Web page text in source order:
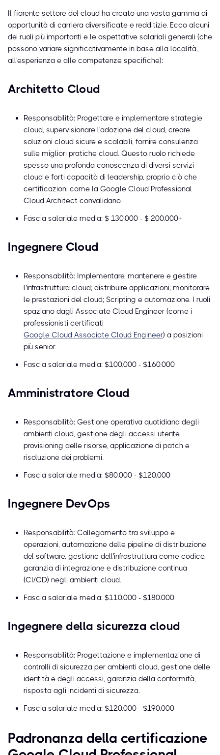
Il fiorente settore del cloud ha creato una vasta gamma di
opportunità di carriera diversificate e redditizie. Ecco alcuni
dei ruoli più importanti e le aspettative salariali generali (che
possono variare significativamente in base alla località,
all'esperienza e alle competenze specifiche):
Architetto Cloud
Responsabilità: Progettare e implementare strategie
cloud, supervisionare l'adozione del cloud, creare
soluzioni cloud sicure e scalabili, fornire consulenza
sulle migliori pratiche cloud. Questo ruolo richiede
spesso una profonda conoscenza di diversi servizi
cloud e forti capacità di leadership, proprio ciò che
certificazioni come la Google Cloud Professional
Cloud Architect convalidano.
Fascia salariale media: $ 130.000 - $ 200.000+
Ingegnere Cloud
Responsabilità: Implementare, mantenere e gestire
l'infrastruttura cloud; distribuire applicazioni; monitorare
le prestazioni del cloud; Scripting e automazione. I ruoli
spaziano dagli Associate Cloud Engineer (come i
professionisti certificati
Google Cloud Associate Cloud Engineer) a posizioni
più senior.
Fascia salariale media: $100.000 - $160.000
Amministratore Cloud
Responsabilità: Gestione operativa quotidiana degli
ambienti cloud, gestione degli accessi utente,
provisioning delle risorse, applicazione di patch e
risoluzione dei problemi.
Fascia salariale media: $80.000 - $120.000
Ingegnere DevOps
Responsabilità: Collegamento tra sviluppo e
operazioni, automazione delle pipeline di distribuzione
del software, gestione dell'infrastruttura come codice,
garanzia di integrazione e distribuzione continua
(CI/CD) negli ambienti cloud.
Fascia salariale media: $110.000 - $180.000
Ingegnere della sicurezza cloud
Responsabilità: Progettazione e implementazione di
controlli di sicurezza per ambienti cloud, gestione delle
identità e degli accessi, garanzia della conformità,
risposta agli incidenti di sicurezza.
Fascia salariale media: $120.000 - $190.000
Padronanza della certificazione